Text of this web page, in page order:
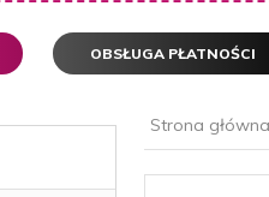
OBSŁUGA PŁATNOŚCI
Strona główna